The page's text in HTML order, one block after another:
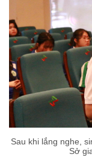
Sau khi lắng nghe,
Sở